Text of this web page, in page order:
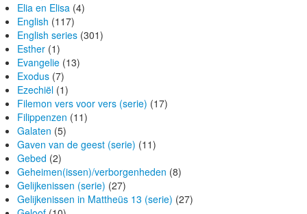
Elia en Elisa (4)
English (117)
English series (301)
Esther (1)
Evangelie (13)
Exodus (7)
Ezechiël (1)
Filemon vers voor vers (serie) (17)
Filippenzen (11)
Galaten (5)
Gaven van de geest (serie) (11)
Gebed (2)
Geheimen(issen)/verborgenheden (8)
Gelijkenissen (serie) (27)
Gelijkenissen in Mattheüs 13 (serie) (27)